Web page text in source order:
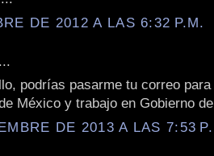
DE 2012 A LAS 6:32 P.M.
podrías pasarme tu correo
México y trabajo en Gobierno
DE 2013 A LAS 7:53